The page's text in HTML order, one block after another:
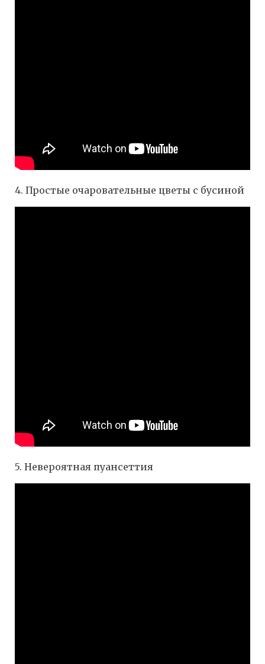
4. Простые очаровательные цветы с бусиной
5. Невероятная пуансеттия